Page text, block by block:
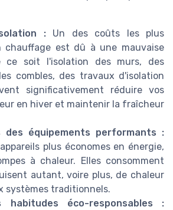
:Un des coûts les plus
chauffage est dû à une mauvaise
ce soit l'isolation des murs, des
combles, des travaux d'isolation
significativement réduire vos
en hiver et maintenir la fraîcheur
des équipements performants :
plus économes en énergie,
à chaleur. Elles consomment
autant, voire plus, de chaleur
systèmes traditionnels.
habitudes éco-responsables :